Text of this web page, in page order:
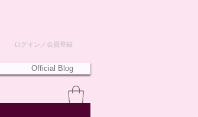
ログイン／会員登録
Official Blog